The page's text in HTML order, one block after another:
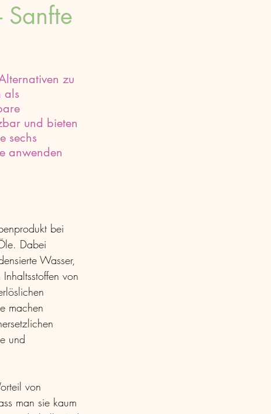
zu
als
und bieten
sechs
anwenden
bei
Dabei
Wasser,
von
machen
und
von
man sie kaum